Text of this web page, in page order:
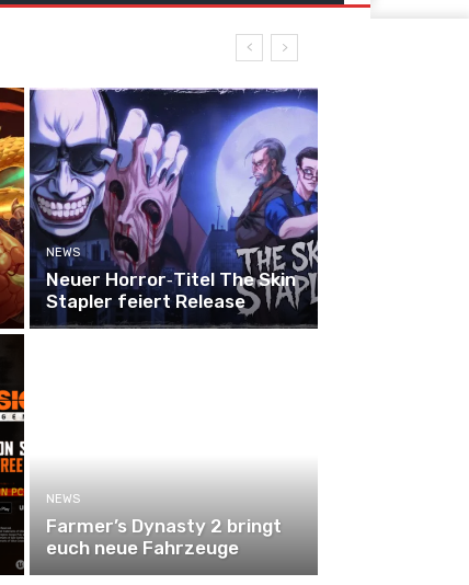
NEWS
Neuer Horror‑Titel The Skin
Stapler feiert Release
NEWS
Farmer’s Dynasty 2 bringt
euch neue Fahrzeuge